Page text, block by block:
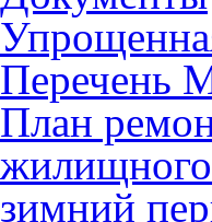
Перечень
План
жилищного
зимний